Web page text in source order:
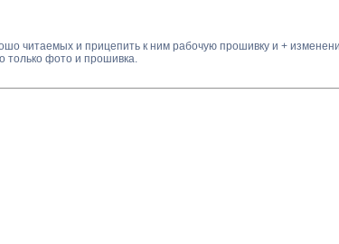
читаемых и прицепить к ним рабочую прошивку и +
только фото и прошивка.